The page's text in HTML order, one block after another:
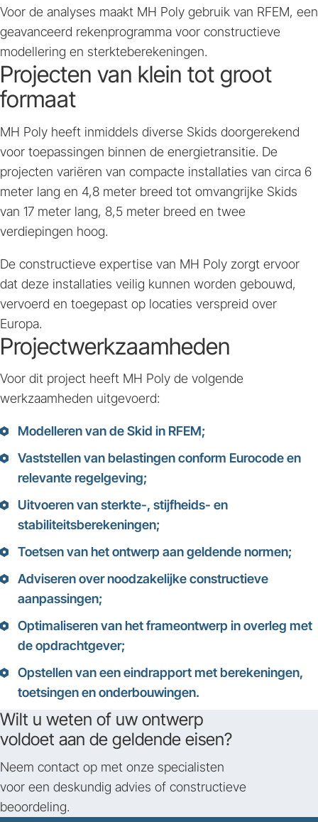
Voor de analyses maakt MH Poly gebruik van RFEM, een
geavanceerd rekenprogramma voor constructieve
modellering en sterkteberekeningen.
Projecten van klein tot groot
formaat
MH Poly heeft inmiddels diverse Skids doorgerekend
voor toepassingen binnen de energietransitie. De
projecten variëren van compacte installaties van circa 6
meter lang en 4,8 meter breed tot omvangrijke Skids
van 17 meter lang, 8,5 meter breed en twee
verdiepingen hoog.
De constructieve expertise van MH Poly zorgt ervoor
dat deze installaties veilig kunnen worden gebouwd,
vervoerd en toegepast op locaties verspreid over
Europa.
Projectwerkzaamheden
Voor dit project heeft MH Poly de volgende
werkzaamheden uitgevoerd:
Modelleren van de Skid in RFEM;
Vaststellen van belastingen conform Eurocode en
relevante regelgeving;
Uitvoeren van sterkte-, stijfheids- en
stabiliteitsberekeningen;
Toetsen van het ontwerp aan geldende normen;
Adviseren over noodzakelijke constructieve
aanpassingen;
Optimaliseren van het frameontwerp in overleg met
de opdrachtgever;
Opstellen van een eindrapport met berekeningen,
toetsingen en onderbouwingen.
Wilt u weten of uw ontwerp
voldoet aan de geldende eisen?
Neem contact op met onze specialisten
voor een deskundig advies of constructieve
beoordeling.